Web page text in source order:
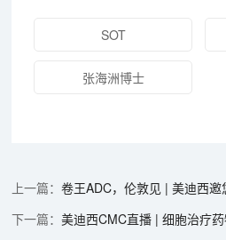
SOT
张海洲博士
卷王ADC，伦敦见 | 美迪西
美迪西CMC直播 | 细胞治疗